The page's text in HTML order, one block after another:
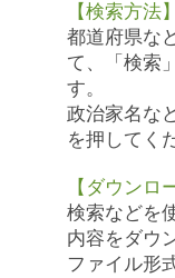
【検索方法】
都道府県な
て、「検索
す。
政治家名な
を押してく
【ダウンロ
検索などを
内容をダウ
ファイル形